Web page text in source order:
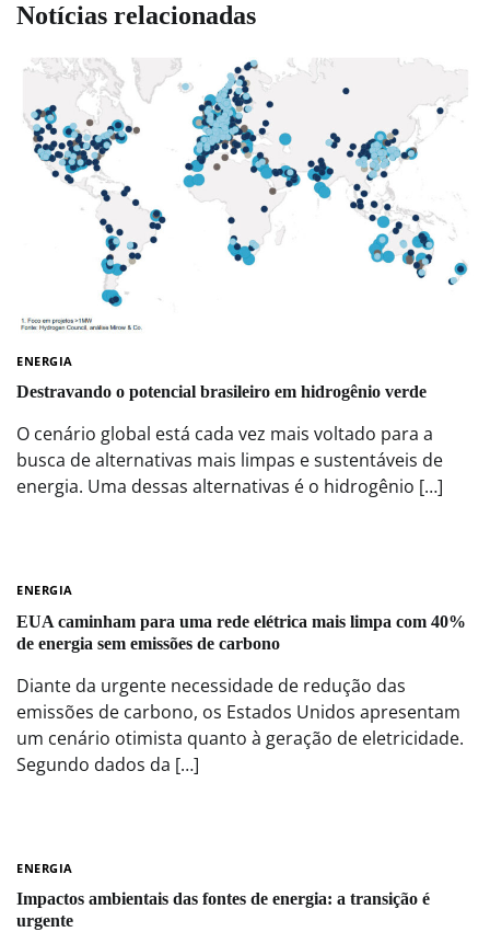
Notícias relacionadas
ENERGIA
Destravando o potencial brasileiro em hidrogênio verde
O cenário global está cada vez mais voltado para a
busca de alternativas mais limpas e sustentáveis de
energia. Uma dessas alternativas é o hidrogênio […]
ENERGIA
EUA caminham para uma rede elétrica mais limpa com 40%
de energia sem emissões de carbono
Diante da urgente necessidade de redução das
emissões de carbono, os Estados Unidos apresentam
um cenário otimista quanto à geração de eletricidade.
Segundo dados da […]
ENERGIA
Impactos ambientais das fontes de energia: a transição é
urgente